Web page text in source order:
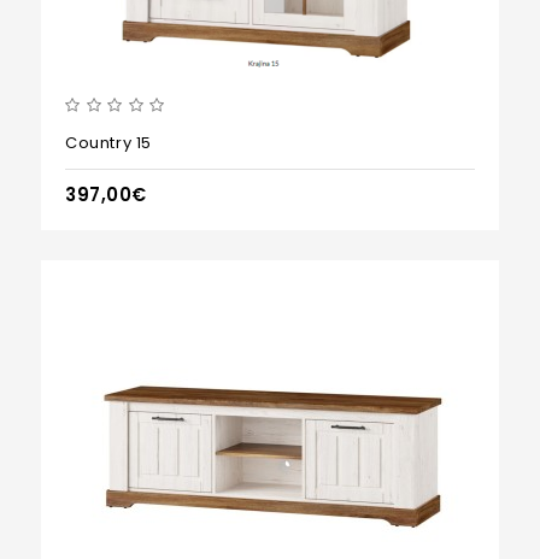
Country 15
397,00€